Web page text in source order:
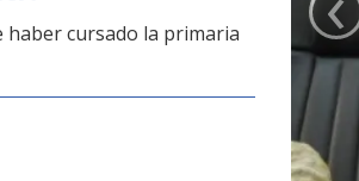
haber cursado la primaria